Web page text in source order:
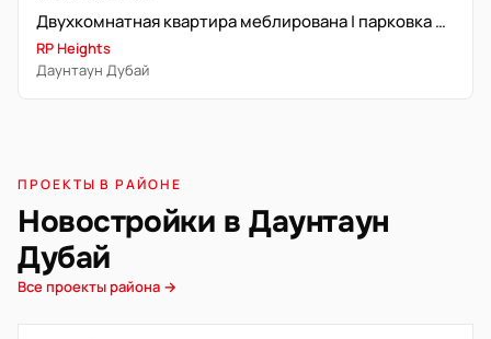
Двухкомнатная квартира меблирована | парковка не включена
RP Heights
Даунтаун Дубай
ПРОЕКТЫ В РАЙОНЕ
Новостройки в Даунтаун
Дубай
Все проекты района →